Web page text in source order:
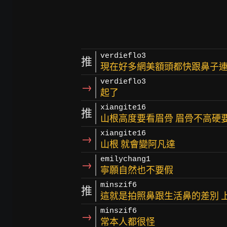
推 verdieflo3
現在好多網美額頭都快跟鼻子
→ verdieflo3
起了
推 xiangite16
山根高度要看眉骨 眉骨不高硬
→ xiangite16
山根 就會變阿凡達
→ emilychang1
寧願自然也不要假
推 minszif6
這就是拍照鼻跟生活鼻的差別
→ minszif6
常本人都很怪